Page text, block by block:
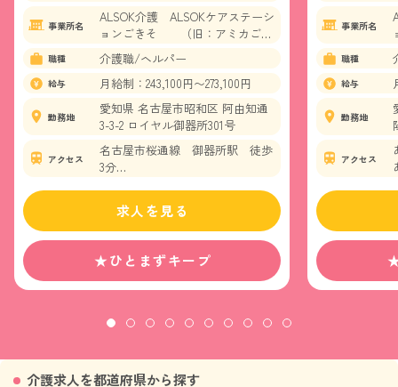
事業所名
ALSOK介護 ALSOKケアステーシ
ョンごきそ （旧：アミカごき
そ介護センター）
職種 介護職/ヘルパー
給与 月給制：243,100円〜273,100円
勤務地
愛知県 名古屋市昭和区 阿由知通
3-3-2 ロイヤル御器所301号
アクセス
名古屋市桜通線 御器所駅 徒歩
3分
★ひとまずキープ
求人を見る
事業所名
職種
給与
勤務地
アクセス
介護求人を都道府県から探す